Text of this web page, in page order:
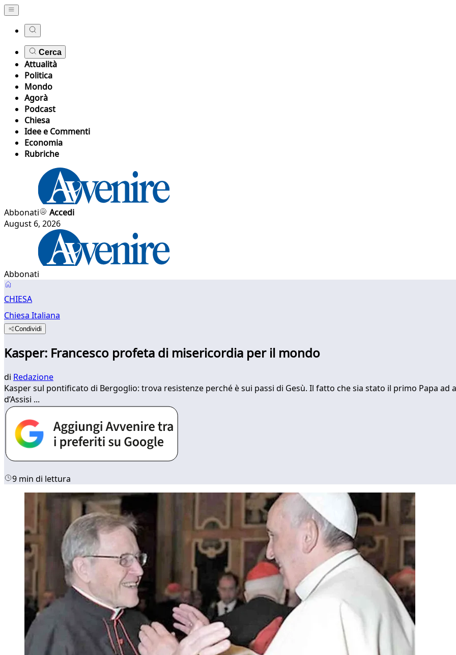
Cerca
Attualità
Politica
Mondo
Agorà
Podcast
Chiesa
Idee e Commenti
Economia
Rubriche
Abbonati
Accedi
August 6, 2026
Abbonati
CHIESA
Chiesa Italiana
Condividi
Kasper: Francesco profeta di misericordia per il mondo
di Redazione
Kasper sul pontificato di Bergoglio: trova resistenze perché è sui passi di Gesù. Il fatto che sia stato il primo Papa ad
d’Assisi ...
9 min di lettura